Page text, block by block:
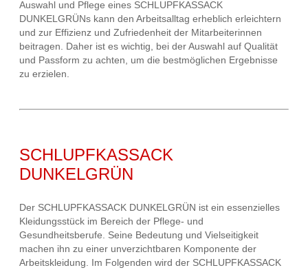
Auswahl und Pflege eines SCHLUPFKASSACK
DUNKELGRÜNs kann den Arbeitsalltag erheblich erleichtern
und zur Effizienz und Zufriedenheit der Mitarbeiterinnen
beitragen. Daher ist es wichtig, bei der Auswahl auf Qualität
und Passform zu achten, um die bestmöglichen Ergebnisse
zu erzielen.
SCHLUPFKASSACK
DUNKELGRÜN
Der SCHLUPFKASSACK DUNKELGRÜN ist ein essenzielles
Kleidungsstück im Bereich der Pflege- und
Gesundheitsberufe. Seine Bedeutung und Vielseitigkeit
machen ihn zu einer unverzichtbaren Komponente der
Arbeitskleidung. Im Folgenden wird der SCHLUPFKASSACK